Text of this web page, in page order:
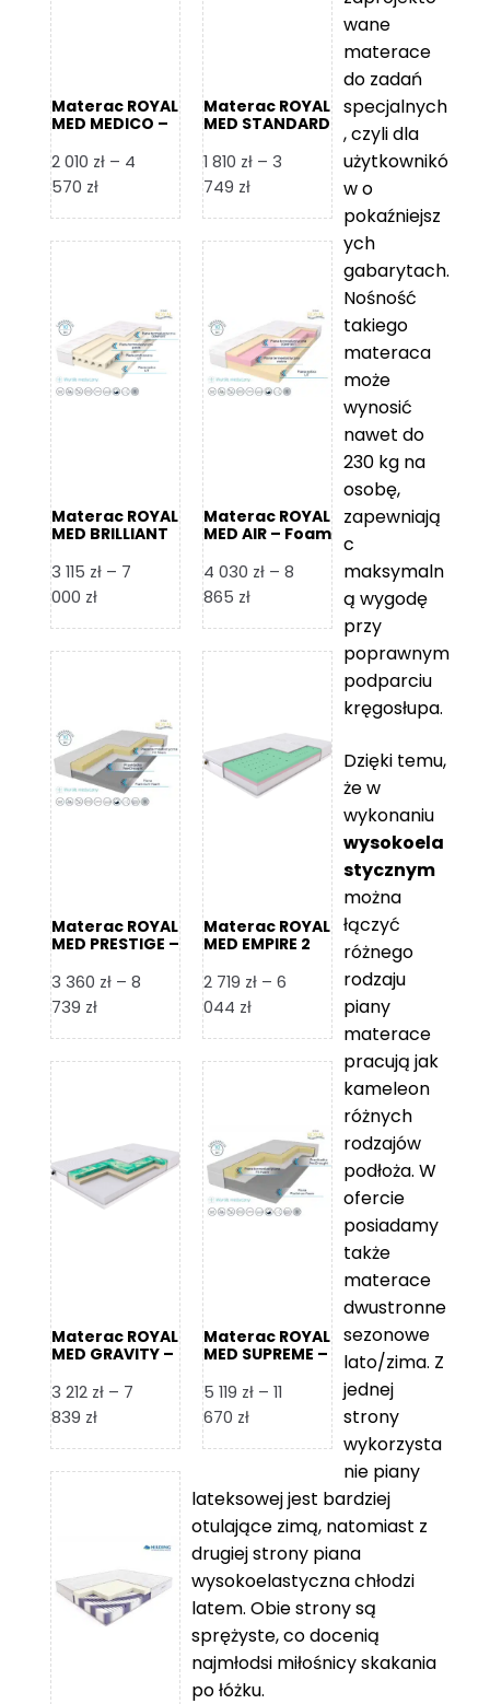
Materac ROYAL
MED MEDICO –
2 010 zł – 4
570 złZakres
od
4
570 zł
Materac ROYAL
MED STANDARD
1 810 zł – 3
749 złZakres
od
3
749 zł
Materac ROYAL
MED BRILLIANT
3 115 zł – 7
000 złZakres
od
7
000 zł
Materac ROYAL
MED AIR – Foam
4 030 zł – 8
865 złZakres
od
8
865 zł
Materac ROYAL
MED PRESTIGE –
3 360 zł – 8
739 złZakres
od
8
739 zł
Materac ROYAL
MED EMPIRE 2
2 719 zł – 6
044 złZakres
od
6
044 zł
Materac ROYAL
MED GRAVITY –
3 212 zł – 7
839 złZakres
od
839 zł
Materac ROYAL
MED SUPREME –
5 119 zł – 11
670 złZakres
5
119 zł
do
670 zł
wane
materace
do zadań
specjalnych
, czyli dla
użytkownikó
w o
pokaźniejsz
ych
gabarytach.
Nośność
takiego
materaca
może
wynosić
nawet do
230 kg na
osobę,
zapewniają
c
maksymaln
ą wygodę
przy
poprawnym
podparciu
kręgosłupa.
Dzięki temu,
że w
wykonaniu
wysokoela
stycznym
można
łączyć
różnego
rodzaju
piany
materace
pracują jak
kameleon
różnych
rodzajów
podłoża. W
ofercie
posiadamy
także
materace
dwustronne
sezonowe
lato/zima. Z
jednej
strony
wykorzysta
nie piany
lateksowej jest bardziej
otulające zimą, natomiast z
drugiej strony piana
wysokoelastyczna chłodzi
latem. Obie strony są
sprężyste, co docenią
najmłodsi miłośnicy skakania
po łóżku.